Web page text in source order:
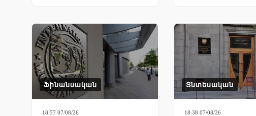
Ֆինանսական
18:57 07/08/26
Տնտեսական
18:38 07/08/26